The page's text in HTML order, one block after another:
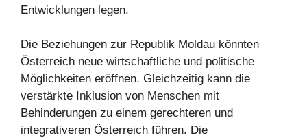
Entwicklungen legen.
Die Beziehungen zur Republik Moldau könnten
Österreich neue wirtschaftliche und politische
Möglichkeiten eröffnen. Gleichzeitig kann die
verstärkte Inklusion von Menschen mit
Behinderungen zu einem gerechteren und
integrativeren Österreich führen. Die